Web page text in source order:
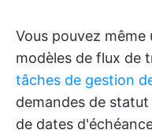
Vous pouvez
modèles de flux de
tâches de gestion
demandes de
de dates